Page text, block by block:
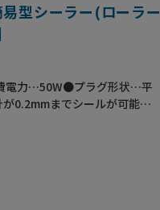
型シーラー(ローラー
電力…50W●プラグ形状…平
0.2mmまでシールが可能●
長いシール加工や、直線・曲
れてしまいます。●梱包サイ